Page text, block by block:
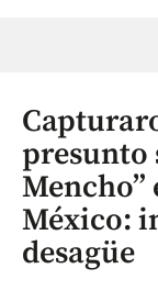
presunto
Mencho”
México:
desagüe